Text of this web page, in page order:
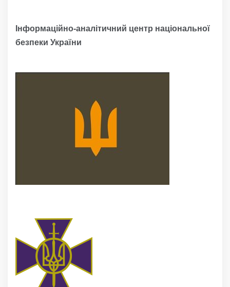
Інформаційно-аналітичний центр національної
безпеки України